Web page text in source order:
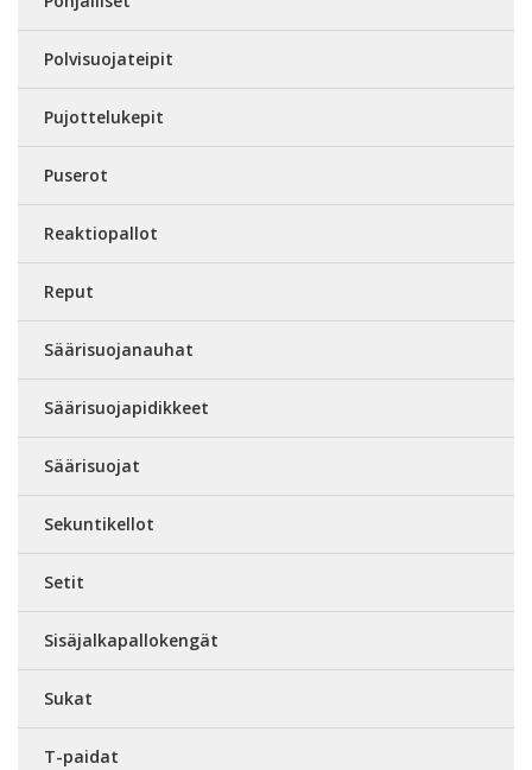
Polvisuojateipit
Pujottelukepit
Puserot
Reaktiopallot
Reput
Säärisuojanauhat
Säärisuojapidikkeet
Säärisuojat
Sekuntikellot
Setit
Sisäjalkapallokengät
Sukat
T-paidat